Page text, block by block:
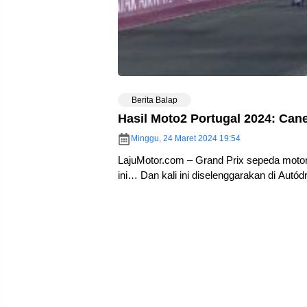
Berita Balap
Hasil Moto2 Portugal 2024:
Minggu, 24 Maret 2024 19:54
LajuMotor.com – Grand Prix sepeda
ini… Dan kali ini diselenggarakan di